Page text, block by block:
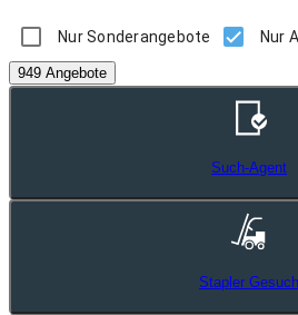
Nur Sonderangebote Nur
949 Angebote
Such-Agent
Stapler Gesuch